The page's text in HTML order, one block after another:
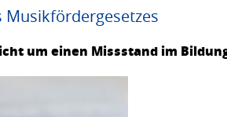
um einen Missstand im